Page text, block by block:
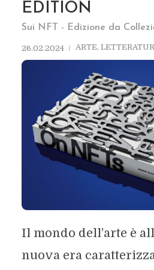
EDITION
Sui NFT - Edizione da
26.02.2024 ARTE,
Il mondo dell’arte è
nuova era